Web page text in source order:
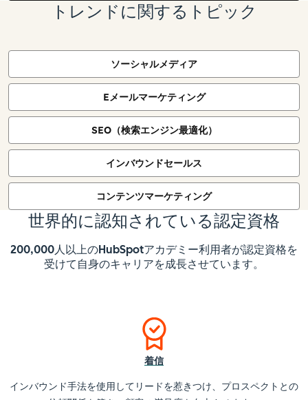
トレンドに関するトピック
ソーシャルメディア
Eメールマーケティング
SEO（検索エンジン最適化）
インバウンドセールス
コンテンツマーケティング
世界的に認知されている認定資格
200,000人以上のHubSpotアカデミー利用者が認定資格を
受けて自身のキャリアを成長させています。
着信
インバウンド手法を使用してリードを惹きつけ、プロスペクトとの